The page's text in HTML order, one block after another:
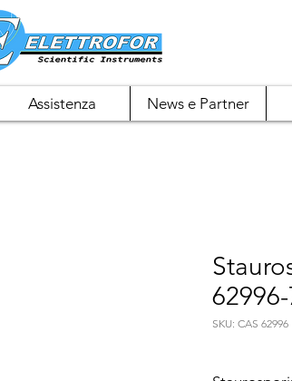
Assistenza News e Partner
SKU: CAS 62996